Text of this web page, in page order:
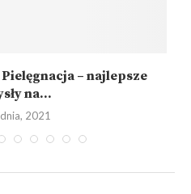
– najlepsze
na...
2021